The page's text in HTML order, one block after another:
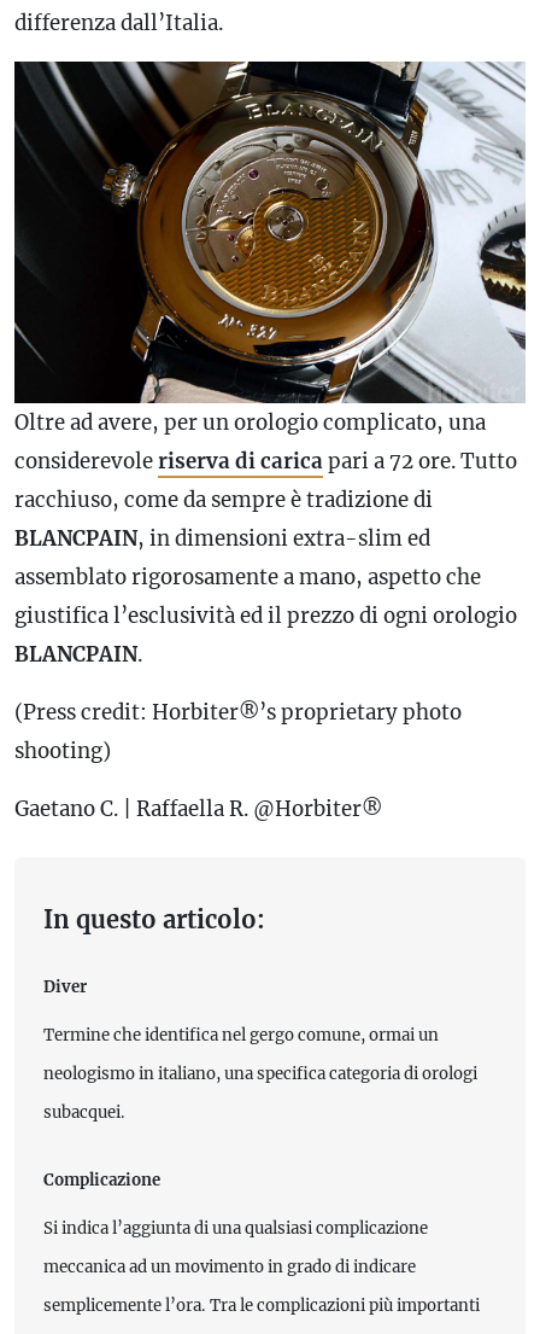
differenza dall’Italia.
Oltre ad avere, per un orologio complicato, una
considerevoleriserva di caricapari a 72 ore. Tutto
racchiuso, come da sempre è tradizione di
BLANCPAIN, in dimensioni extra-slim ed
assemblato rigorosamente a mano, aspetto che
giustifica l’esclusività ed il prezzo di ogni orologio
BLANCPAIN.
(Press credit: Horbiter®’s proprietary photo
shooting)
Gaetano C. | Raffaella R. @Horbiter®
In questo articolo:
Diver
Termine che identifica nel gergo comune, ormai un
neologismo in italiano, una specifica categoria di orologi
subacquei.
Complicazione
Si indica l’aggiunta di una qualsiasi complicazione
meccanica ad un movimento in grado di indicare
semplicemente l’ora. Tra le complicazioni più importanti